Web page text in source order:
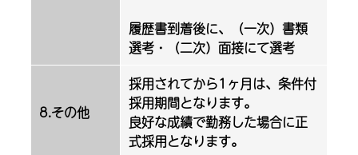
履歴書到着後に、（一次）書類
選考・（二次）面接にて選考
8.その他
採用されてから1ヶ月は、条件付
採用期間となります。
良好な成績で勤務した場合に正
式採用となります。